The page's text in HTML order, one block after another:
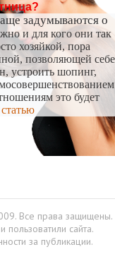
задумываются о
и для кого они так
хозяйкой, пора
позволяющей себе
устроить шопинг,
это будет
Все права защищены.
пользоватили сайта.
за публикации.